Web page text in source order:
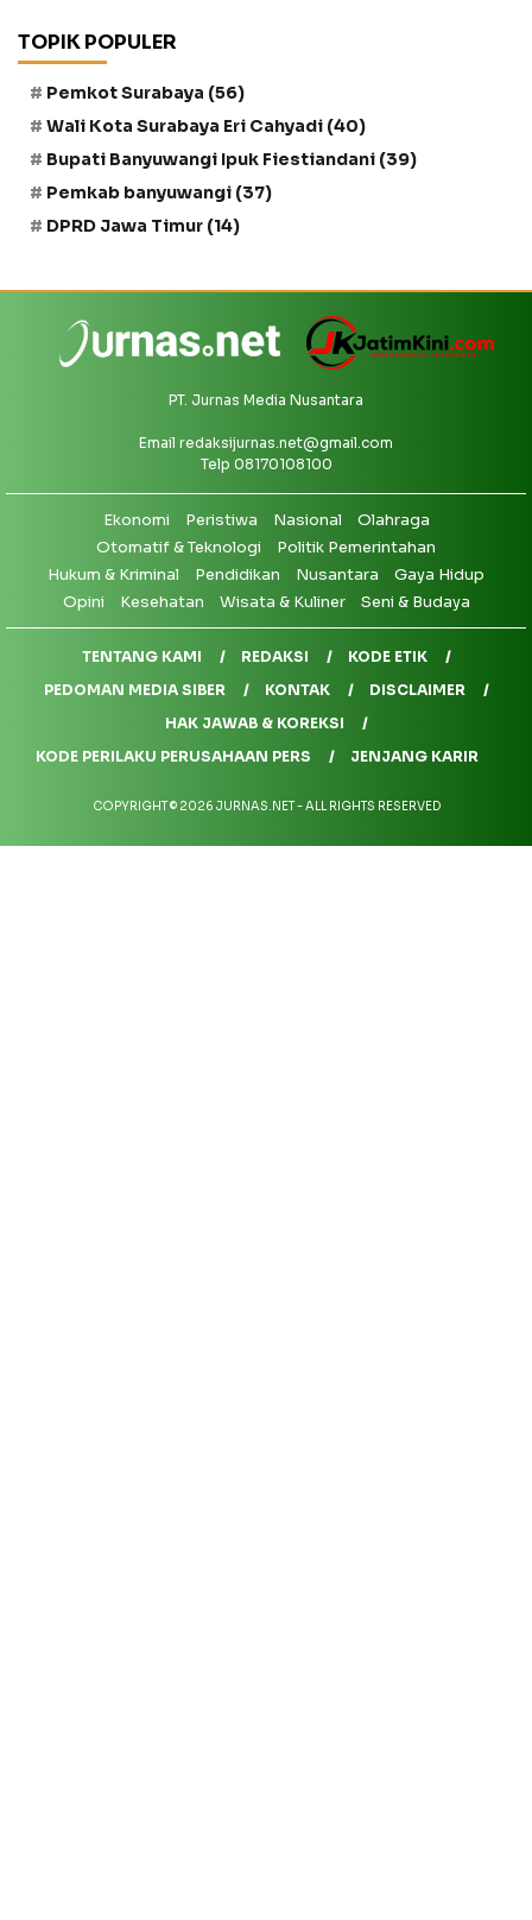
TOPIK POPULER
Pemkot Surabaya (56)
Wali Kota Surabaya Eri Cahyadi (40)
Bupati Banyuwangi Ipuk Fiestiandani (39)
Pemkab banyuwangi (37)
DPRD Jawa Timur (14)
PT. Jurnas Media Nusantara
Email redaksijurnas.net@gmail.com
Telp 08170108100
Ekonomi Peristiwa Nasional
Olahraga
Otomatif & Teknologi
Politik Pemerintahan
Hukum & Kriminal
Pendidikan Nusantara
Gaya Hidup
Opini
Kesehatan Wisata & Kuliner Seni & Budaya
TENTANG KAMI REDAKSI
KODE ETIK
PEDOMAN MEDIA SIBER
KONTAK
DISCLAIMER
HAK JAWAB & KOREKSI
KODE PERILAKU PERUSAHAAN PERS
JENJANG KARIR
COPYRIGHT © 2026 JURNAS.NET - ALL RIGHTS RESERVED